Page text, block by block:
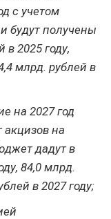
с учетом
будут получены
2025 году,
млрд. рублей в
на 2027 год
акцизов на
дадут в
84,0 млрд.
в 2027 году;